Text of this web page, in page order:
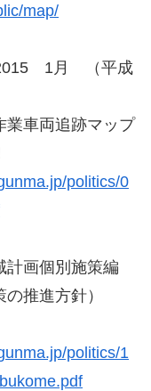
map/
1月 （平成
車両追跡マップ
politics/0
計画個別施策編
推進方針）
politics/1